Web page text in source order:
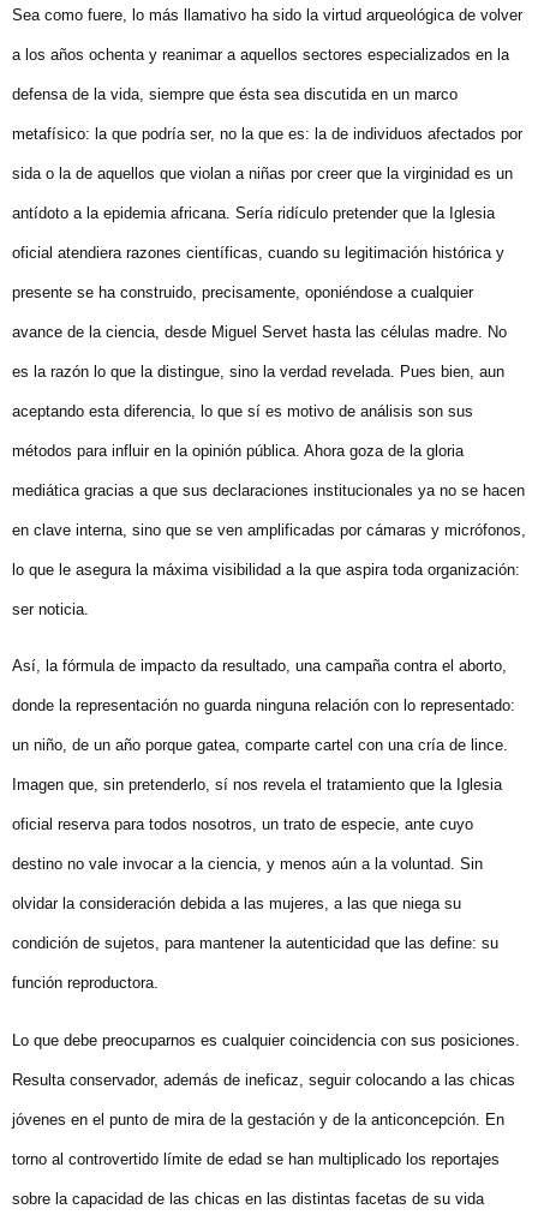
Sea como fuere, lo más llamativo ha sido la virtud arqueológica de volver
a los años ochenta y reanimar a aquellos sectores especializados en la
defensa de la vida, siempre que ésta sea discutida en un marco
metafísico: la que podría ser, no la que es: la de individuos afectados por
sida o la de aquellos que violan a niñas por creer que la virginidad es un
antídoto a la epidemia africana. Sería ridículo pretender que la Iglesia
oficial atendiera razones científicas, cuando su legitimación histórica y
presente se ha construido, precisamente, oponiéndose a cualquier
avance de la ciencia, desde Miguel Servet hasta las células madre. No
es la razón lo que la distingue, sino la verdad revelada. Pues bien, aun
aceptando esta diferencia, lo que sí es motivo de análisis son sus
métodos para influir en la opinión pública. Ahora goza de la gloria
mediática gracias a que sus declaraciones institucionales ya no se hacen
en clave interna, sino que se ven amplificadas por cámaras y micrófonos,
lo que le asegura la máxima visibilidad a la que aspira toda organización:
ser noticia.
Así, la fórmula de impacto da resultado, una campaña contra el aborto,
donde la representación no guarda ninguna relación con lo representado:
un niño, de un año porque gatea, comparte cartel con una cría de lince.
Imagen que, sin pretenderlo, sí nos revela el tratamiento que la Iglesia
oficial reserva para todos nosotros, un trato de especie, ante cuyo
destino no vale invocar a la ciencia, y menos aún a la voluntad. Sin
olvidar la consideración debida a las mujeres, a las que niega su
condición de sujetos, para mantener la autenticidad que las define: su
función reproductora.
Lo que debe preocuparnos es cualquier coincidencia con sus posiciones.
Resulta conservador, además de ineficaz, seguir colocando a las chicas
jóvenes en el punto de mira de la gestación y de la anticoncepción. En
torno al controvertido límite de edad se han multiplicado los reportajes
sobre la capacidad de las chicas en las distintas facetas de su vida